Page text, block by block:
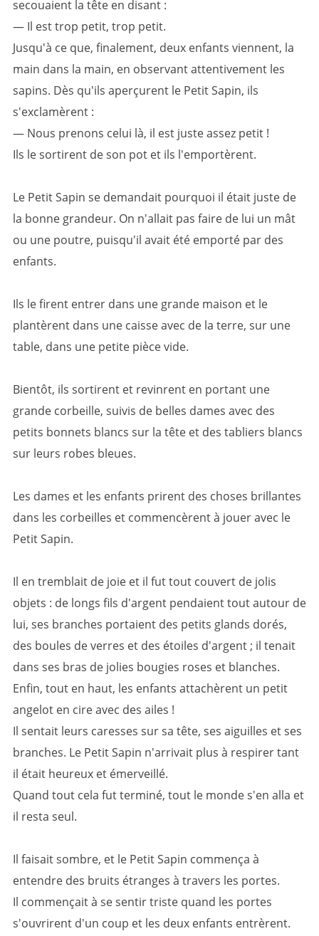
secouaient la tête en disant :
— Il est trop petit, trop petit.
Jusqu'à ce que, finalement, deux enfants viennent, la
main dans la main, en observant attentivement les
sapins. Dès qu'ils aperçurent le Petit Sapin, ils
s'exclamèrent :
— Nous prenons celui là, il est juste assez petit !
Ils le sortirent de son pot et ils l'emportèrent.
Le Petit Sapin se demandait pourquoi il était juste de
la bonne grandeur. On n'allait pas faire de lui un mât
ou une poutre, puisqu'il avait été emporté par des
enfants.
Ils le firent entrer dans une grande maison et le
plantèrent dans une caisse avec de la terre, sur une
table, dans une petite pièce vide.
Bientôt, ils sortirent et revinrent en portant une
grande corbeille, suivis de belles dames avec des
petits bonnets blancs sur la tête et des tabliers blancs
sur leurs robes bleues.
Les dames et les enfants prirent des choses brillantes
dans les corbeilles et commencèrent à jouer avec le
Petit Sapin.
Il en tremblait de joie et il fut tout couvert de jolis
objets : de longs fils d'argent pendaient tout autour de
lui, ses branches portaient des petits glands dorés,
des boules de verres et des étoiles d'argent ; il tenait
dans ses bras de jolies bougies roses et blanches.
Enfin, tout en haut, les enfants attachèrent un petit
angelot en cire avec des ailes !
Il sentait leurs caresses sur sa tête, ses aiguilles et ses
branches. Le Petit Sapin n'arrivait plus à respirer tant
il était heureux et émerveillé.
Quand tout cela fut terminé, tout le monde s'en alla et
il resta seul.
Il faisait sombre, et le Petit Sapin commença à
entendre des bruits étranges à travers les portes.
Il commençait à se sentir triste quand les portes
s'ouvrirent d'un coup et les deux enfants entrèrent.